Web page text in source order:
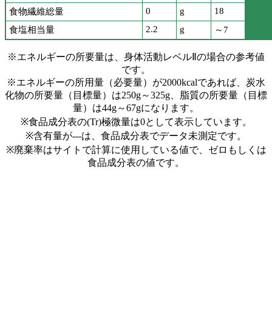
食物繊維総量
0 g
18
食塩相当量
2.2 g ～7
※エネルギーの所要量は、身体活動レベルⅡの場合の参考値
です。
※エネルギーの所用量（必要量）が2000kcalであれば、炭水
化物の所要量（目標量）は250g～325g、脂質の所要量（目標
量）は44g～67gになります。
※食品成分表の(Tr)極微量は0として表示しています。
※含有量が---は、食品成分表でデータ未測定です。
※廃棄率はサイトで計算に使用している値で、ゼロもしくは
食品成分表の値です。